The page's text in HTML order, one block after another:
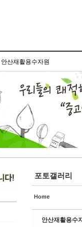
안산재활용수자원
포토갤러리
Home
안산재활용수